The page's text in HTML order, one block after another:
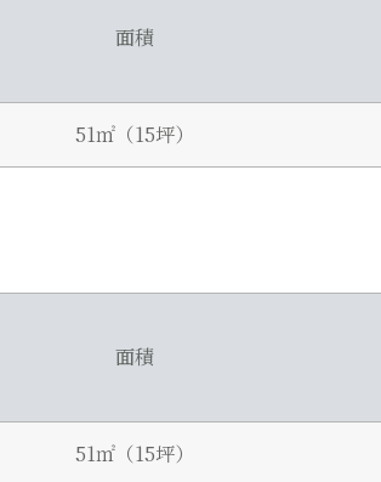
面積
51㎡（15坪）
面積
51㎡（15坪）